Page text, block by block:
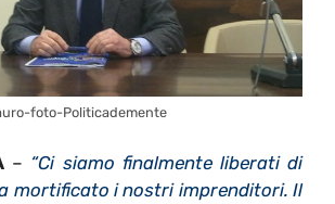
foto-Politicademente
– “Ci siamo finalmente liberati di
mortificato i nostri imprenditori. Il